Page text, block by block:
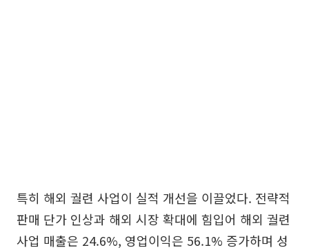
특히 해외 궐련 사업이 실적 개선을 이끌었다. 전략적
판매 단가 인상과 해외 시장 확대에 힘입어 해외 궐련
사업 매출은 24.6%, 영업이익은 56.1% 증가하며 성